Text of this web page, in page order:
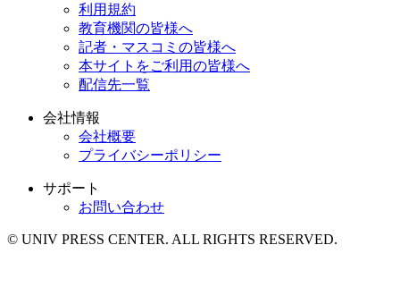
利用規約
教育機関の皆様へ
記者・マスコミの皆様へ
本サイトをご利用の皆様へ
配信先一覧
会社情報
会社概要
プライバシーポリシー
サポート
お問い合わせ
© UNIV PRESS CENTER. ALL RIGHTS RESERVED.